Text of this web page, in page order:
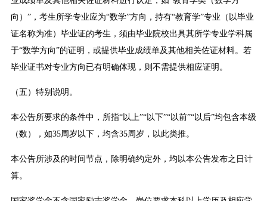
向）”，考生所学专业应为“数学”方向，持有“教育学”专业（以毕业
证名称为准）毕业证的考生，须由毕业院校出具其所学专业学科属
于“数学方向”的证明，或提供毕业成绩单及其他相关佐证材料。若
毕业证书对专业方向已有明确体现，则不需提供相应证明。
（五）特别说明。
本公告所要求的条件中，所指“以上”“以下”“以前”“以后”均包含本级
（数），如35周岁以下，均含35周岁，以此类推。
本公告所涉及的时间节点，除明确约定外，均以本公告发布之日计
算。